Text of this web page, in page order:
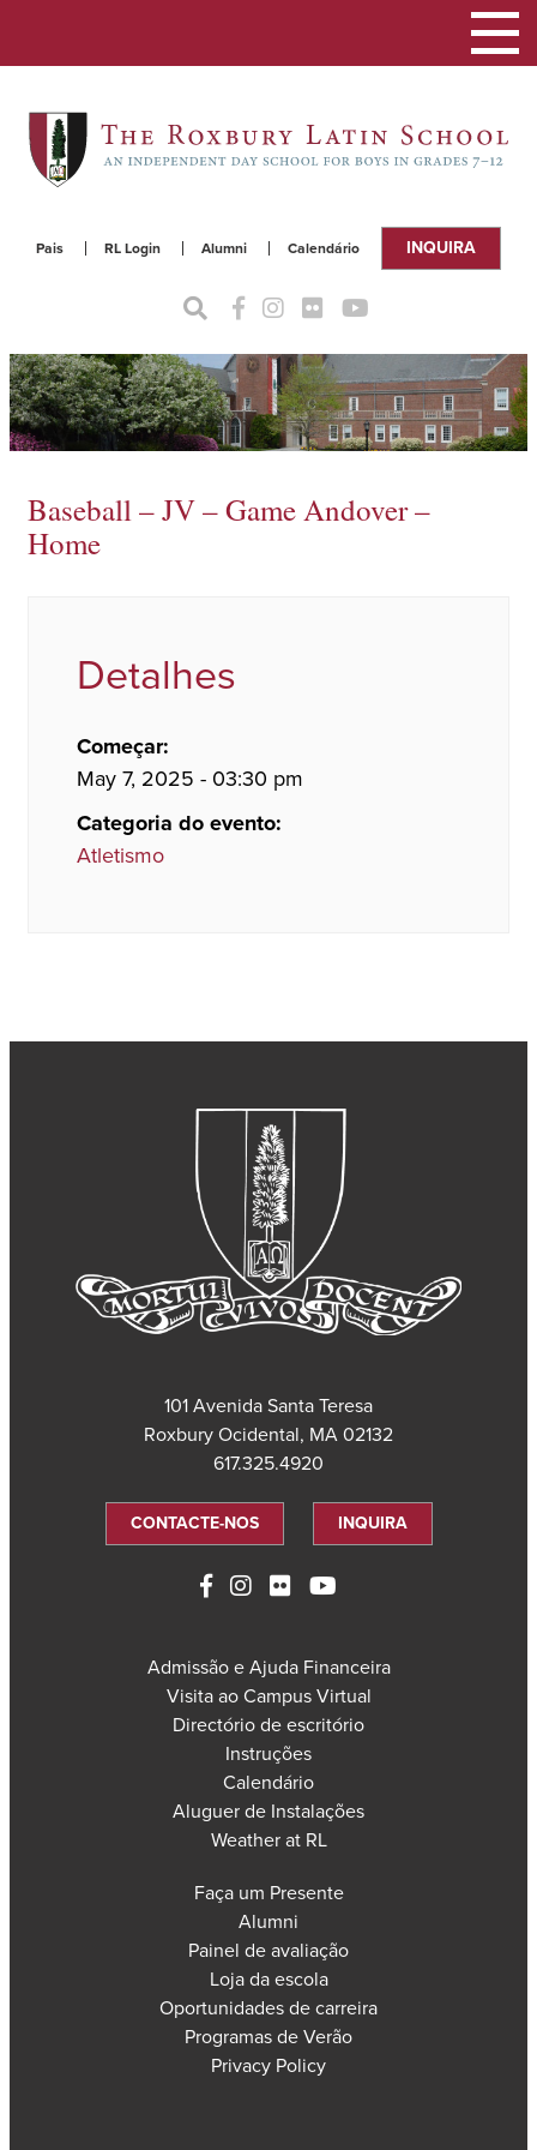
Pais RL Login Alumni Calendário INQUIRA
a
Baseball – JV – Game Andover –
Home
Detalhes
Começar:
May 7, 2025 - 03:30 pm
Categoria do evento:
Atletismo
101 Avenida Santa Teresa
Roxbury Ocidental, MA 02132
617.325.4920
CONTACTE-NOS INQUIRA
Admissão e Ajuda Financeira
Visita ao Campus Virtual
Directório de escritório
Instruções
Calendário
Aluguer de Instalações
Weather at RL
Faça um Presente
Alumni
Painel de avaliação
Loja da escola
Oportunidades de carreira
Programas de Verão
Privacy Policy